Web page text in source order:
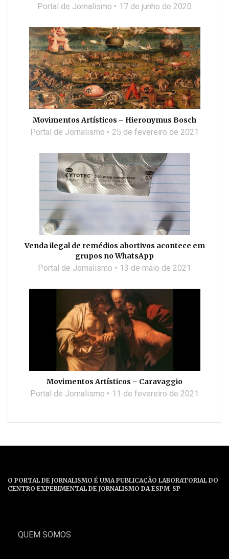
Portal de Jornalismo 17 de junho de 2020
Movimentos Artísticos – Hieronymus Bosch
Portal de Jornalismo 25 de fevereiro de 2021
Venda ilegal de remédios abortivos acontece em
grupos no WhatsApp
Portal de Jornalismo 13 de maio de 2021
Movimentos Artísticos – Caravaggio
Portal de Jornalismo 11 de fevereiro de 2021
O PORTAL DE JORNALISMO É UMA PUBLICAÇÃO LABORATORIAL DO
CENTRO EXPERIMENTAL DE JORNALISMO DA ESPM-SP
QUEM SOMOS